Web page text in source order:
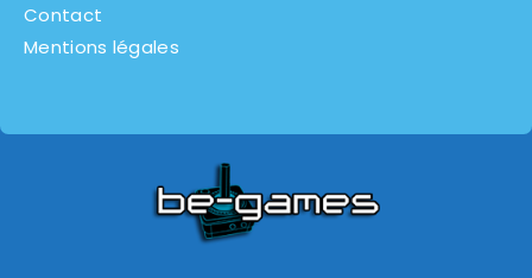
Contact
Mentions légales